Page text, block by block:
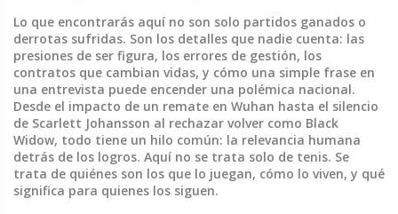
Lo que encontrarás aquí no son solo partidos ganados o
derrotas sufridas. Son los detalles que nadie cuenta: las
presiones de ser figura, los errores de gestión, los
contratos que cambian vidas, y cómo una simple frase en
una entrevista puede encender una polémica nacional.
Desde el impacto de un remate en Wuhan hasta el silencio
de Scarlett Johansson al rechazar volver como Black
Widow, todo tiene un hilo común: la relevancia humana
detrás de los logros. Aquí no se trata solo de tenis. Se
trata de quiénes son los que lo juegan, cómo lo viven, y qué
significa para quienes los siguen.